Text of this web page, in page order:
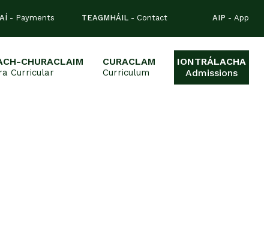
- Payments TEAGMHÁIL - Contact AIP - App
CHURACLAIM
Curricular
CURACLAM
Curriculum
IONTRÁLACHA
Admissions